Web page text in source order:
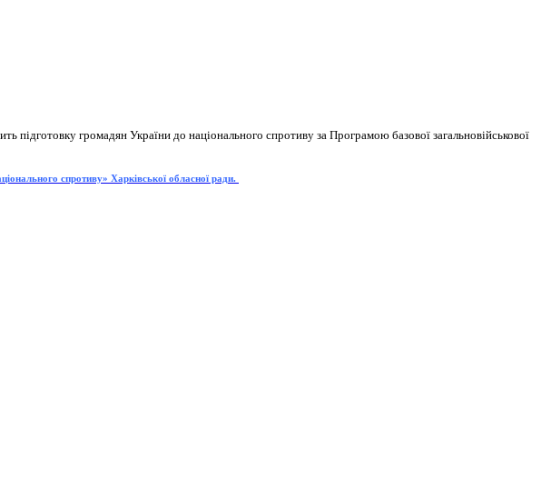
підготовку громадян України до національного спротиву за Програмою базової загальновійськової
спротиву» Харківської обласної ради.